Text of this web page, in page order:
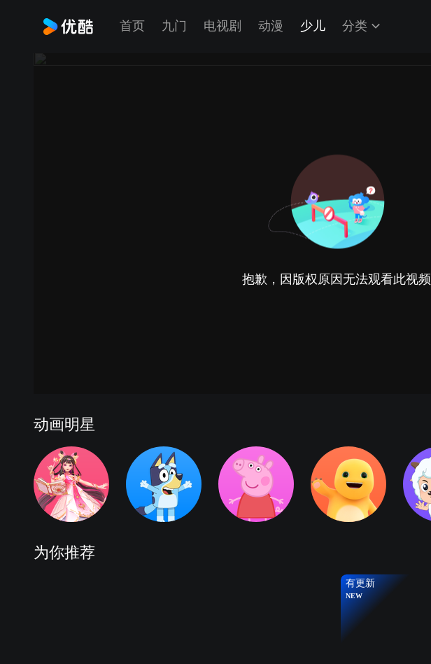
首页 九门 电视剧 动漫 少儿 分类
抱歉，因版权原因无法观看此视频
动画明星
为你推荐
有更新
NEW